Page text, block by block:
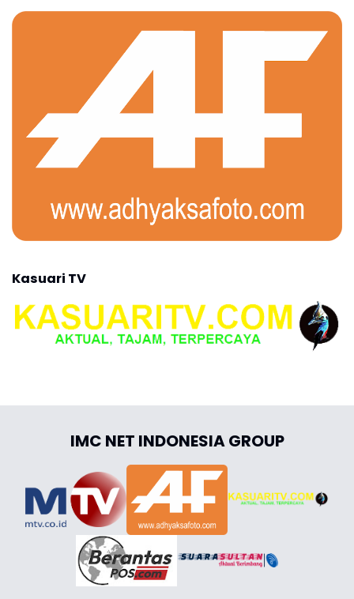
Kasuari TV
IMC NET INDONESIA GROUP